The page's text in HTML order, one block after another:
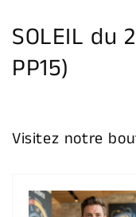
SOLEIL du
PP15)
Visitez notre